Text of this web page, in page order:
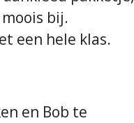
bij.
een hele klas.
en Bob te